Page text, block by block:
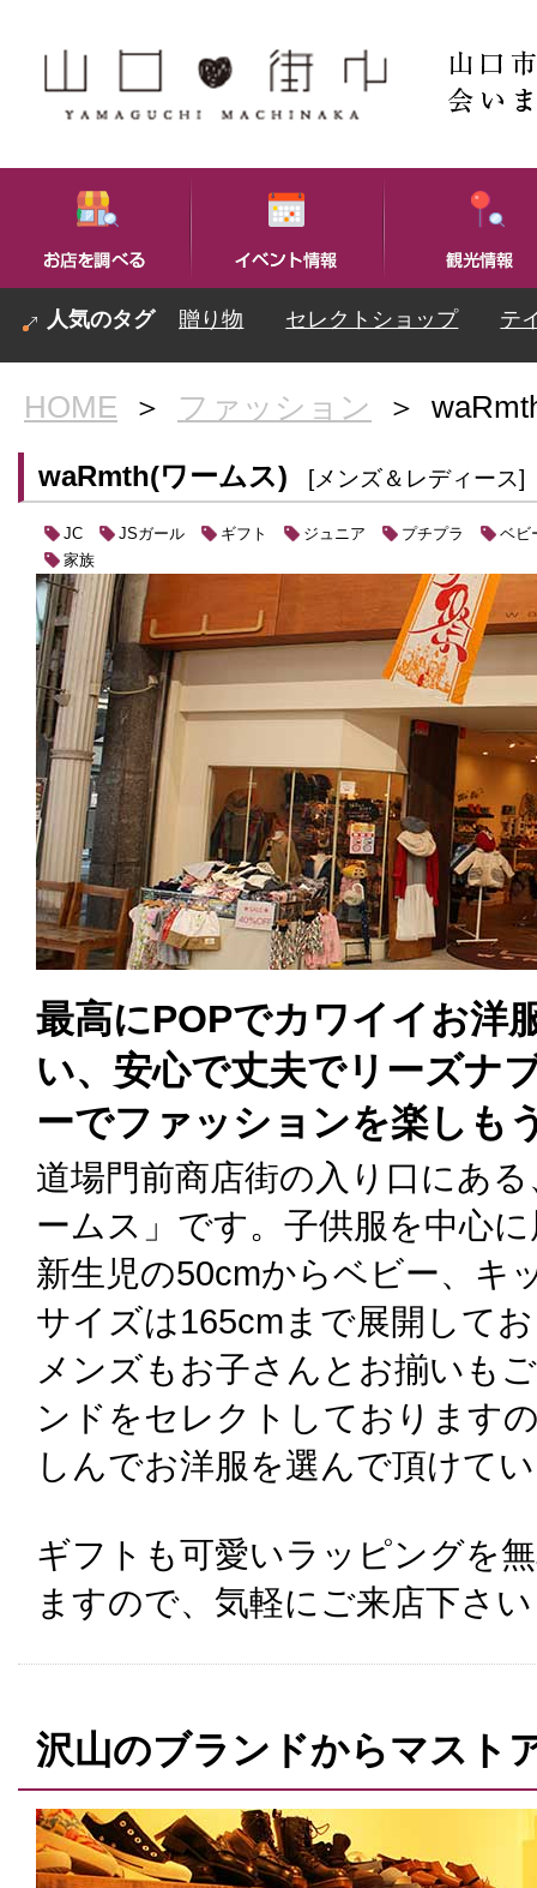
贈り物 セレクトショップ テ
HOME ＞ ファッション ＞
waRmth(ワームス) [メンズ＆レディース]
JC JSガール ギフト ジュニア プチプラ
ベビ
家族
最高にPOPでカワイイお洋
い、安心で丈夫でリーズナ
ーでファッションを楽しも
道場門前商店街の入り口にあ
ームス」です。子供服を中心
新生児の50cmからベビー、キ
サイズは165cmまで展開して
メンズもお子さんとお揃いも
ンドをセレクトしております
しんでお洋服を選んで頂けて
ギフトも可愛いラッピングを
ますので、気軽にご来店下さ
沢山のブランドからマスト